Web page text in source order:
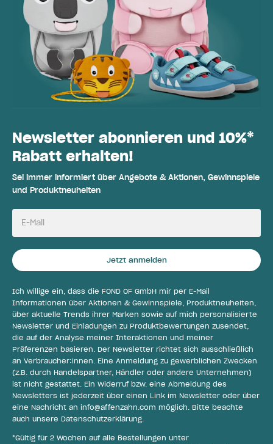
Newsletter abonnieren und 10%*
Rabatt erhalten!
Sei immer informiert über Angebote & Aktionen, Gewinnspiele
und Produktneuheiten
E-Mail
Jetzt anmelden
Ich willige ein, dass die FOND OF GmbH mir per E-Mail
Informationen über Aktionen & Gewinnspiele, Produktneuheiten,
über aktuelle Trends ihrer Marken sowie auf mich personalisierte
Newsletter und Einladungen zu Produktbewertungen zusendet,
die auf der Analyse meiner Interaktionen und meiner
Präferenzen basieren. Der Newsletter richtet sich ausschließlich
an Verbraucher:innen. Eine Anmeldung zu gewerblichen Zwecken
(z.B. durch Handelspartner, Händler oder andere Unternehmen)
ist nicht gestattet. Ein Widerruf bzw. eine Abmeldung des
Newsletters ist jederzeit über einen Link im Newsletter oder über
eine Nachricht an info@affenzahn.com möglich. Bitte beachte
auch unsere Datenschutzerklärung
*Gültig für 2 Wochen auf alle Bestellungen unter